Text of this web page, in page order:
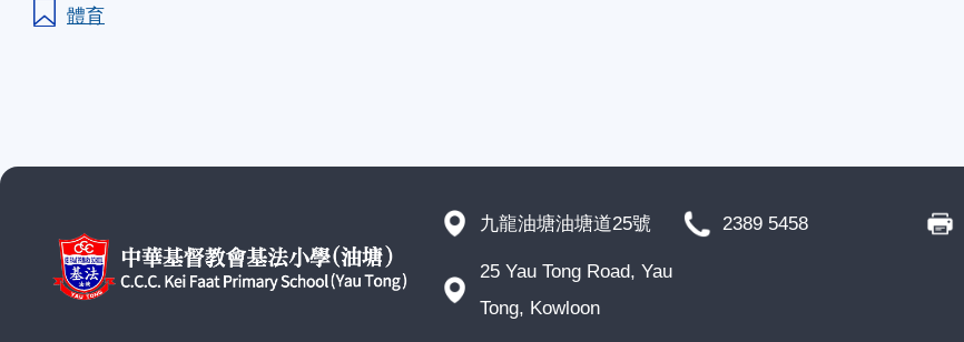
體育
九龍油塘油塘道25號
25 Yau Tong Road, Yau
Tong, Kowloon
2389 5458